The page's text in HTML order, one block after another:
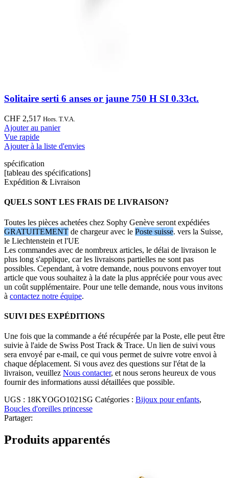
Solitaire serti 6 anses or jaune 750 H SI 0.33ct.
CHF 2,517 Hors. T.V.A.
Ajouter au panier
Vue rapide
Ajouter à la liste d'envies
spécification
[tableau des spécifications]
Expédition & Livraison
QUELS SONT LES FRAIS DE LIVRAISON?
Toutes les pièces achetées chez Sophy Genève seront expédiées
GRATUITEMENT de chargeur avec le Poste suisse. vers la Suisse,
le Liechtenstein et l'UE
Les commandes avec de nombreux articles, le délai de livraison le
plus long s'applique, car les livraisons partielles ne sont pas
possibles. Cependant, à votre demande, nous pouvons envoyer tout
article que vous souhaitez à la date la plus appréciée pour vous avec
un coût supplémentaire. Pour une telle demande, nous vous invitons
à contactez notre équipe.
SUIVI DES EXPÉDITIONS
Une fois que la commande a été récupérée par la Poste, elle peut être
suivie à l'aide de Swiss Post Track & Trace. Un lien de suivi vous
sera envoyé par e-mail, ce qui vous permet de suivre votre envoi à
chaque déplacement. Si vous avez des questions sur l'état de la
livraison, veuillez Nous contacter, et nous serons heureux de vous
fournir des informations aussi détaillées que possible.
UGS : 18KYOGO1021SG Catégories : Bijoux pour enfants,
Boucles d'oreilles princesse
Partager:
Produits apparentés